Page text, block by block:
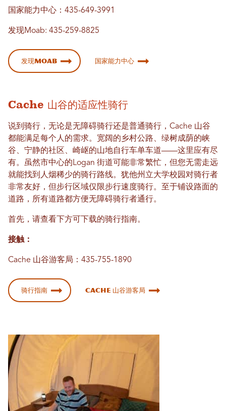
国家能力中心：435-649-3991
发现Moab: 435-259-8825
发现Moab 国家能力中心
Cache 山谷的适应性骑行
说到骑行，无论是无障碍骑行还是普通骑行，Cache 山谷
都能满足每个人的需求。宽阔的乡村公路、绿树成荫的峡
谷、宁静的社区、崎岖的山地自行车单车道——这里应有尽
有。虽然市中心的Logan 街道可能非常繁忙，但您无需走远
就能找到人烟稀少的骑行路线。犹他州立大学校园对骑行者
非常友好，但步行区域仅限步行速度骑行。至于铺设路面的
道路，所有道路都方便无障碍骑行者通行。
首先，请查看下方可下载的骑行指南。
接触：
Cache 山谷游客局：435-755-1890
骑行指南 Cache 山谷游客局